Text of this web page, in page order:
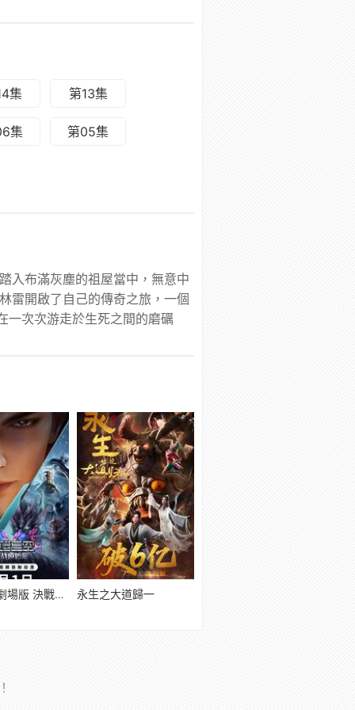
集 第13集
集 第05集
入布滿灰塵的祖屋當中，無意中
雷開啟了自己的傳奇之旅，一個
一次次游走於生死之間的磨礪
吞噬星空劇場版 決戰原始星 永生之大道歸一